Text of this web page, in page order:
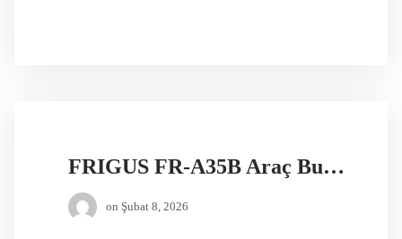
FRIGUS FR-A35B Araç Buzdolabı
on Şubat 8, 2026